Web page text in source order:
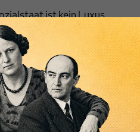
ist kein Luxus,
stabilen,
Und er zeigt, dass seine
Antwort auf die
und Marktgläubigkeit ist.
wollen, warum der
sondern auch